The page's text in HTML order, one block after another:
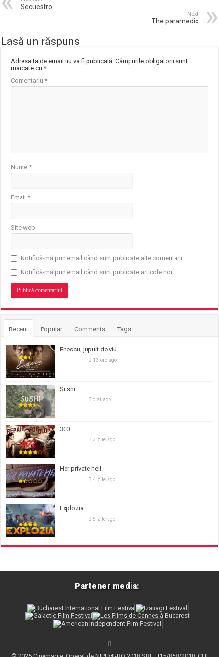
Secuestro
Next
The paramedic
Lasă un răspuns
Adresa ta de email nu va fi publicată. Câmpurile obligatorii sunt
marcate cu*
Comentariu*
Nume*
Email*
Site web
Notifică-mă prin email când sunt publicate alte comentarii.
Notifică-mă prin email când sunt publicate articole noi.
Recent Popular Comments Tags
Enescu, jupuit de viu
13 ore ago
Sushi
o zi ago
300
3 zile ago
Her private hell
4 zile ago
Explozia
5 zile ago
Partener media: